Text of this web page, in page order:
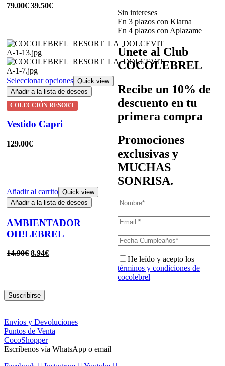
79.00€ 39.50€
Seleccionar opciones Quick view
Añadir a la lista de deseos
COLECCIÓN RESORT
Vestido Capri
129.00€
Añadir al carrito Quick view
Añadir a la lista de deseos
AMBIENTADOR
OH!LEBREL
14.90€ 8.94€
Sin intereses
En 3 plazos con Klarna
En 4 plazos con Aplazame
Únete al Club
COCOLEBREL
Recibe un 10% de
descuento en tu
primera compra
Promociones
exclusivas y
MUCHAS
SONRISA.
He leído y acepto los
términos y condiciones de
cocolebrel
Suscribirse
Envíos y Devoluciones
Puntos de Venta
CocoShopper
Escríbenos vía WhatsApp o email